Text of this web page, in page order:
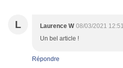
L Laurence W 08/03/2021 12:51
Un bel article !
Répondre